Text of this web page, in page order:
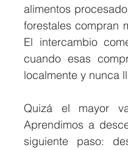
alimentos
forestales compran
El intercambio
cuando esas
localmente y nunca
Quizá el mayor
Aprendimos a
siguiente paso: